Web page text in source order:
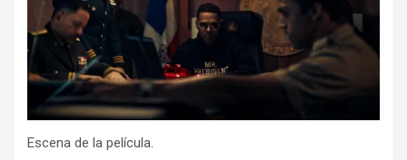
Escena de la película.